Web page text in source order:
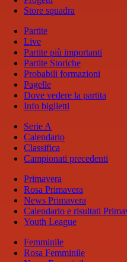
Store squadra
Partite
Live
Partite più importanti
Partite Storiche
Probabili formazioni
Pagelle
Dove vedere la partita
Info biglietti
Serie A
Calendario
Classifica
Campionati precedenti
Primavera
Rosa Primavera
News Primavera
Calendario e risultati
Youth League
Femminile
Rosa Femminile